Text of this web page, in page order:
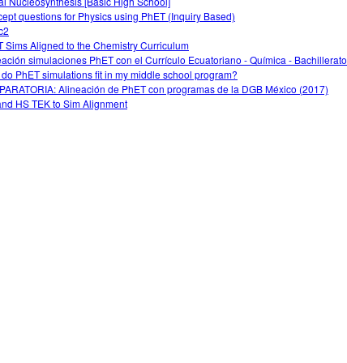
questions for Physics using PhET (Inquiry Based)
Sims Aligned to the Chemistry Curriculum
simulaciones PhET con el Currículo Ecuatoriano - Química - Bachillerato
PhET simulations fit in my middle school program?
Alineación de PhET con programas de la DGB México (2017)
HS TEK to Sim Alignment